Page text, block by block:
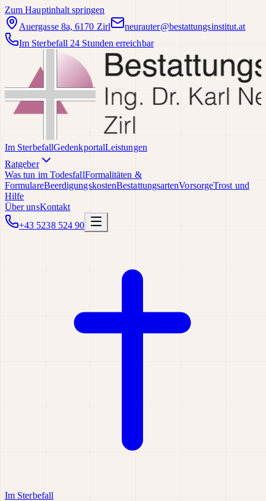
Zum Hauptinhalt springen
Auergasse 8a, 6170 Zirl
neurauter@bestattungsinstitut.at
Im Sterbefall 24 Stunden erreichbar
Im SterbefallGedenkportalLeistungen
Ratgeber
Was tun im TodesfallFormalitäten &
FormulareBeerdigungskostenBestattungsartenVorsorgeTrost und
Hilfe
Über unsKontakt
+43 5238 524 90
Im Sterbefall